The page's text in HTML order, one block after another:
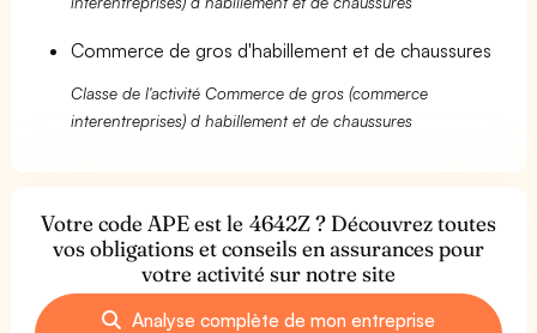
Commerce de gros d'habillement et de chaussures
Classe de l'activité Commerce de gros (commerce
interentreprises) d habillement et de chaussures
Votre code APE est le 4642Z ? Découvrez toutes
vos obligations et conseils en assurances pour
votre activité sur notre site
Analyse complète de mon entreprise